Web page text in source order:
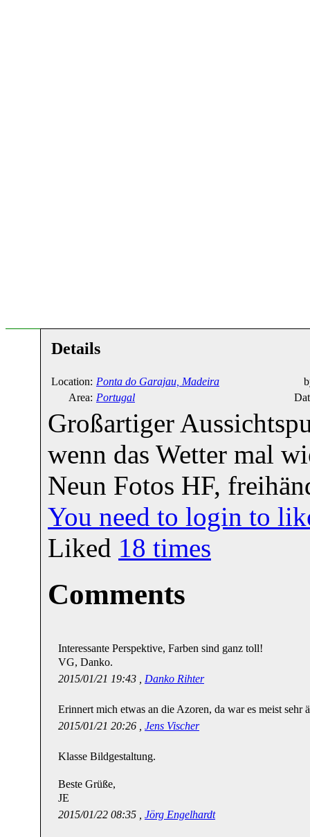
Details
Location: Ponta do Garajau, Madeira
Area: Portugal
Großartiger
wenn das Wetter mal
Neun Fotos HF,
You need to login to
Liked 18 times
Comments
Interessante Perspektive, Farben sind ganz toll!
VG, Danko.
2015/01/21 19:43 , Danko Rihter
Erinnert mich etwas an die Azoren, da war es meist sehr
2015/01/21 20:26 , Jens Vischer
Klasse Bildgestaltung.
Beste Grüße,
JE
2015/01/22 08:35 , Jörg Engelhardt